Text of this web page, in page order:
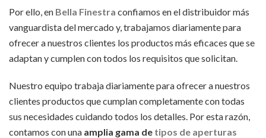
Por ello, en Bella Finestra confiamos en el distribuidor más
vanguardista del mercado y, trabajamos diariamente para
ofrecer a nuestros clientes los productos más eficaces que se
adaptan y cumplen con todos los requisitos que solicitan.
Nuestro equipo trabaja diariamente para ofrecer a nuestros
clientes productos que cumplan completamente con todas
sus necesidades cuidando todos los detalles. Por esta razón,
contamos con una amplia gama de tipos de aperturas